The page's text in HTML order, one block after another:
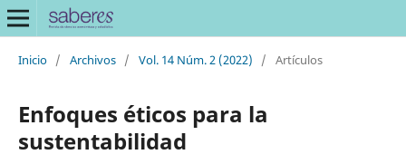
Inicio / Archivos / Vol. 14 Núm. 2 (2022) / Artículos
Enfoques éticos para la
sustentabilidad